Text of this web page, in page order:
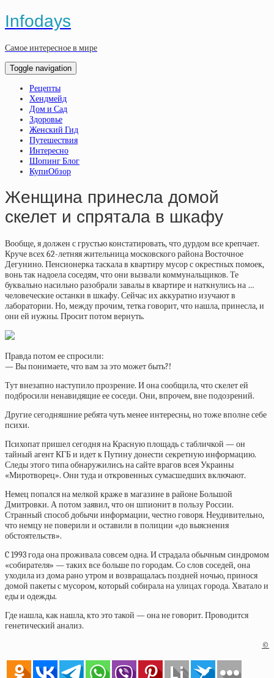
Infodays
Самое интересное в мире
Toggle navigation
Рецепты
Хендмейд
Дом и Сад
Здоровье
Женский Гид
Путешествия
Интересно
Шопинг Блог
КупиОбзор
Женщина принесла домой
скелет и спрятала в шкафу
Вообще, я должен с грустью констатировать, что дурдом все крепчает.
Круче всех 62-летняя жительница московского района Восточное
Дегунино. Пенсионерка таскала в квартиру мусор с окрестных помоек,
вонь так надоела соседям, что они вызвали коммунальщиков. Те
буквально насильно разобрали завалы в квартире и наткнулись на …
человеческие останки в шкафу. Сейчас их аккуратно изучают в
лаборатории. Но, между прочим, тетка говорит, что нашла, принесла, и
они ей нужны. Просит потом вернуть.
Правда потом ее спросили:
— Вы понимаете, что вам за это может быть?!
Тут внезапно наступило прозрение. И она сообщила, что скелет ей
подбросили ненавидящие ее соседи. Они, впрочем, вне подозрений.
Другие сегодняшние ребята чуть менее интересны, но тоже вполне себе
психи.
Психопат пришел сегодня на Красную площадь с табличкой — он
тайный агент КГБ и идет к Путину донести секретную информацию.
Следы этого типа обнаружились на сайте врагов всея Украины
«Миротворец». Они туда и откровенных сумасшедших включают.
Немец попался на мелкой краже в магазине в районе Большой
Дмитровки. А потом заявил, что он шпионит в пользу России.
Странный способ добычи информации, честно говоря. Неудивительно,
что немцу не поверили и оставили в полиции «до выяснения
обстоятельств».
C 1993 года она проживала совсем одна. И страдала обычным синдромом
«собирателя» — таких все больше по городам. Со слов соседей, она
уходила из дома рано утром и возвращалась поздней ночью, принося
домой пакеты с мусором, который собирала на улицах города. Хватало и
еды и одежды.
Где нашла, как нашла, кто это такой — она не говорит. Проводится
генетический анализ.
©